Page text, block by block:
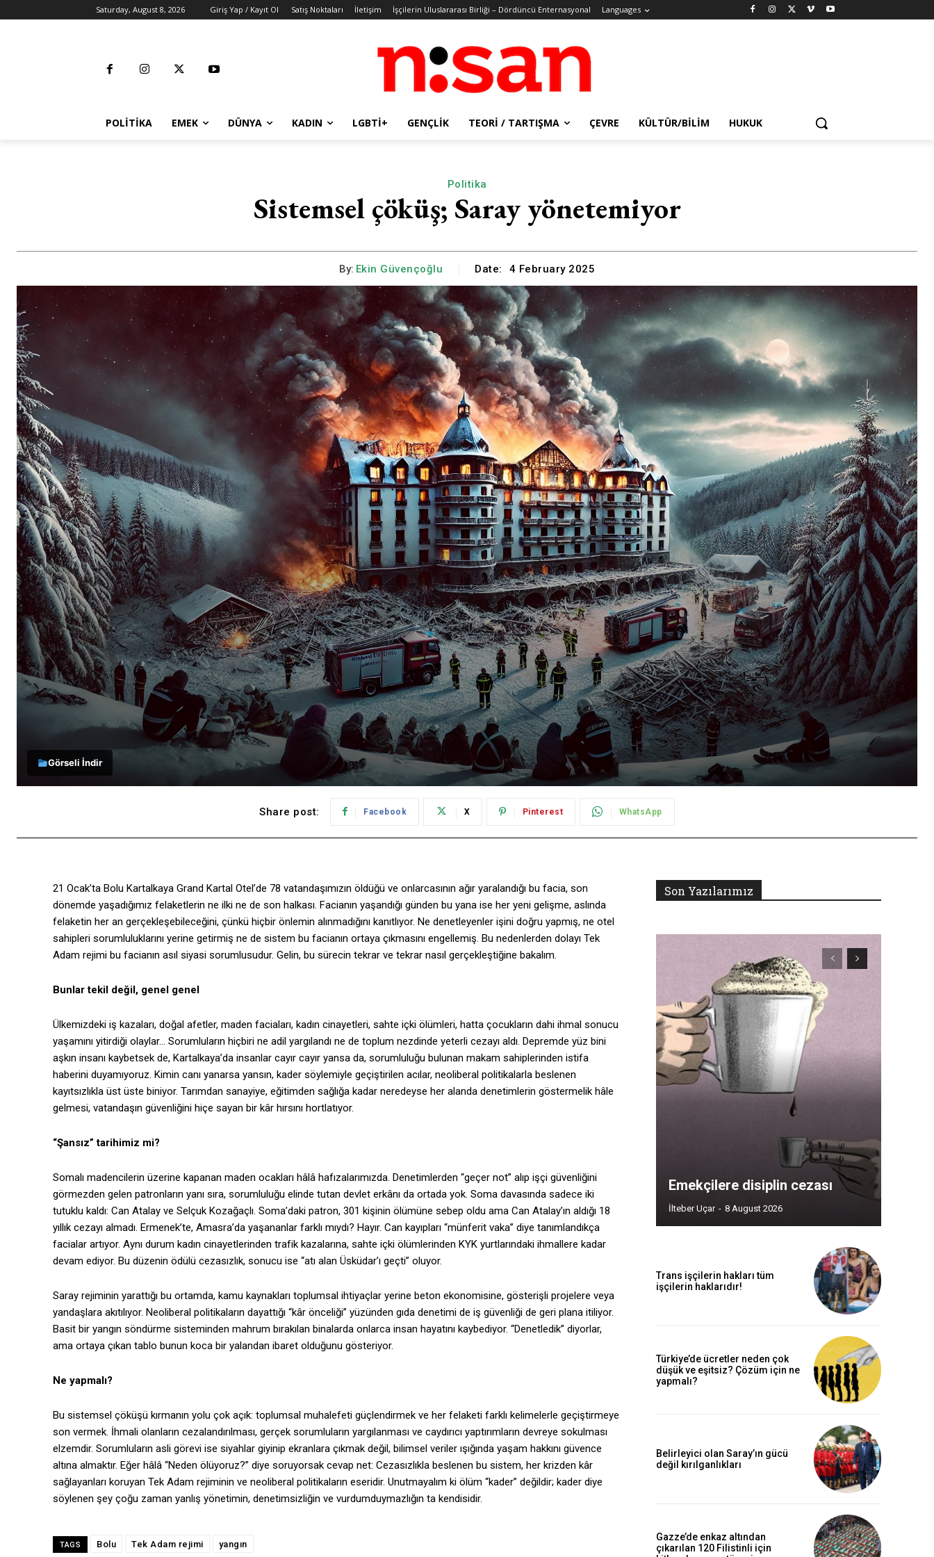
Saturday, August 8, 2026 Giriş Yap / Kayıt Ol Satış Noktaları İletişim İşçilerin Uluslararası Birliği – Dördüncü Enternasyonal Languages
POLITIKA EMEK DÜNYA KADIN LGBTİ+ GENÇLIK TEORI / TARTIŞMA ÇEVRE KÜLTÜR/BILIM HUKUK
Politika
Sistemsel çöküş; Saray yönetemiyor
By: Ekin Güvençoğlu Date: 4 February 2025
Görseli İndir
Share post: Facebook X Pinterest WhatsApp
21 Ocak’ta Bolu Kartalkaya Grand Kartal Otel’de 78 vatandaşımızın öldüğü ve onlarcasının ağır yaralandığı bu facia, son
dönemde yaşadığımız felaketlerin ne ilki ne de son halkası. Facianın yaşandığı günden bu yana ise her yeni gelişme, aslında
felaketin her an gerçekleşebileceğini, çünkü hiçbir önlemin alınmadığını kanıtlıyor. Ne denetleyenler işini doğru yapmış, ne otel
sahipleri sorumluluklarını yerine getirmiş ne de sistem bu facianın ortaya çıkmasını engellemiş. Bu nedenlerden dolayı Tek
Adam rejimi bu facianın asıl siyasi sorumlusudur. Gelin, bu sürecin tekrar ve tekrar nasıl gerçekleştiğine bakalım.
Bunlar tekil değil, genel genel
Ülkemizdeki iş kazaları, doğal afetler, maden faciaları, kadın cinayetleri, sahte içki ölümleri, hatta çocukların dahi ihmal sonucu
yaşamını yitirdiği olaylar… Sorumluların hiçbiri ne adil yargılandı ne de toplum nezdinde yeterli cezayı aldı. Depremde yüz bini
aşkın insanı kaybetsek de, Kartalkaya’da insanlar cayır cayır yansa da, sorumluluğu bulunan makam sahiplerinden istifa
haberini duyamıyoruz. Kimin canı yanarsa yansın, kader söylemiyle geçiştirilen acılar, neoliberal politikalarla beslenen
kayıtsızlıkla üst üste biniyor. Tarımdan sanayiye, eğitimden sağlığa kadar neredeyse her alanda denetimlerin göstermelik hâle
gelmesi, vatandaşın güvenliğini hiçe sayan bir kâr hırsını hortlatıyor.
“Şansız” tarihimiz mi?
Somalı madencilerin üzerine kapanan maden ocakları hâlâ hafızalarımızda. Denetimlerden “geçer not” alıp işçi güvenliğini
görmezden gelen patronların yanı sıra, sorumluluğu elinde tutan devlet erkânı da ortada yok. Soma davasında sadece iki
tutuklu kaldı: Can Atalay ve Selçuk Kozağaçlı. Soma’daki patron, 301 kişinin ölümüne sebep oldu ama Can Atalay’ın aldığı 18
yıllık cezayı almadı. Ermenek’te, Amasra’da yaşananlar farklı mıydı? Hayır. Can kayıpları “münferit vaka” diye tanımlandıkça
facialar artıyor. Aynı durum kadın cinayetlerinden trafik kazalarına, sahte içki ölümlerinden KYK yurtlarındaki ihmallere kadar
devam ediyor. Bu düzenin ödülü cezasızlık, sonucu ise “atı alan Üsküdar’ı geçti” oluyor.
Saray rejiminin yarattığı bu ortamda, kamu kaynakları toplumsal ihtiyaçlar yerine beton ekonomisine, gösterişli projelere veya
yandaşlara akıtılıyor. Neoliberal politikaların dayattığı “kâr önceliği” yüzünden gıda denetimi de iş güvenliği de geri plana itiliyor.
Basit bir yangın söndürme sisteminden mahrum bırakılan binalarda onlarca insan hayatını kaybediyor. “Denetledik” diyorlar,
ama ortaya çıkan tablo bunun koca bir yalandan ibaret olduğunu gösteriyor.
Ne yapmalı?
Bu sistemsel çöküşü kırmanın yolu çok açık: toplumsal muhalefeti güçlendirmek ve her felaketi farklı kelimelerle geçiştirmeye
son vermek. İhmali olanların cezalandırılması, gerçek sorumluların yargılanması ve caydırıcı yaptırımların devreye sokulması
elzemdir. Sorumluların asli görevi ise siyahlar giyinip ekranlara çıkmak değil, bilimsel veriler ışığında yaşam hakkını güvence
altına almaktır. Eğer hâlâ “Neden ölüyoruz?” diye soruyorsak cevap net: Cezasızlıkla beslenen bu sistem, her krizden kâr
sağlayanları koruyan Tek Adam rejiminin ve neoliberal politikaların eseridir. Unutmayalım ki ölüm “kader” değildir; kader diye
söylenen şey çoğu zaman yanlış yönetimin, denetimsizliğin ve vurdumduymazlığın ta kendisidir.
TAGS Bolu Tek Adam rejimi yangın
Son Yazılarımız
Emekçilere disiplin cezası
İlteber Uçar - 8 August 2026
Trans işçilerin hakları tüm
işçilerin haklarıdır!
Türkiye’de ücretler neden çok
düşük ve eşitsiz? Çözüm için ne
yapmalı?
Belirleyici olan Saray’ın gücü
değil kırılganlıkları
Gazze’de enkaz altından
çıkarılan 120 Filistinli için